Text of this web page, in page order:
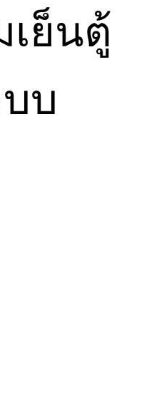
ย็นตู้
บ